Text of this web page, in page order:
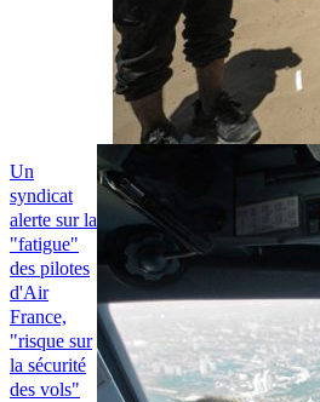
Un
syndicat
alerte sur la
"fatigue"
des pilotes
d'Air
France,
"risque sur
la sécurité
des vols"